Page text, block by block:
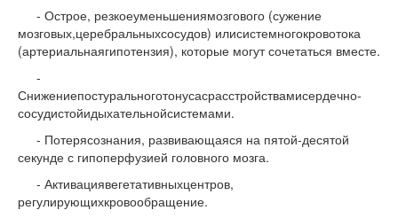
- Острое, резкоеуменьшениямозгового (сужение
мозговых,церебральныхсосудов) илисистемногокровотока
(артериальнаягипотензия), которые могут сочетаться вместе.
-
Снижениепостуральноготонусасрасстройствамисердечно-
сосудистойидыхательнойсистемами.
- Потерясознания, развивающаяся на пятой-десятой
секунде с гипоперфузией головного мозга.
- Активациявегетативныхцентров,
регулирующихкровообращение.